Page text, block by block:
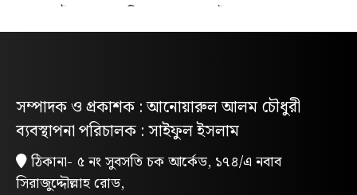
জুলাই গণহত্যার বিচার ও গণভোটের গণরায়
বাস্তবায়নের দাবিতে জাতীয় ছাত্রশক্তির
পরিবেশবান্ধব ই-রিকশার লাইসেন্স
গণভোটের রায় ও জুলাই সনদ বাস্তবায়নের
দাবিতে লোহাগাড়ায় ছাত্রশিবিরের বিক্ষোভ
মিছিল
সম্পাদক ও প্রকাশক : আনোয়ারুল আলম চৌধুরী
ব্যবস্থাপনা পরিচালক : সাইফুল ইসলাম
ঠিকানা- ৫ নং সুবসতি চক আর্কেড, ১৭৪/এ নবাব
সিরাজুদ্দৌল্লাহ রোড,